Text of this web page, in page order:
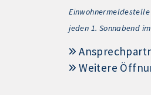
jeden 1. Sonnabend
Weitere